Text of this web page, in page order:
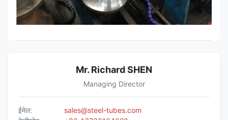
Mr. Richard SHEN
Managing Director
ईमेल:
sales@steel-tubes.com